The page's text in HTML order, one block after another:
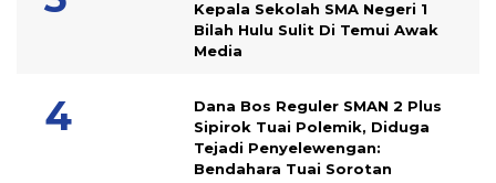
Kepala Sekolah SMA Negeri 1
Bilah Hulu Sulit Di Temui Awak
Media
Dana Bos Reguler SMAN 2 Plus
Sipirok Tuai Polemik, Diduga
Tejadi Penyelewengan:
Bendahara Tuai Sorotan